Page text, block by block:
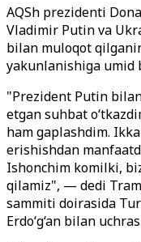
AQSh prezidenti
Vladimir Putin va
bilan muloqot
yakunlanishiga umid
"Prezident Putin
etgan suhbat
ham gaplashdim.
erishishdan
Ishonchim komilki,
qilamiz", — dedi
sammiti doirasida
Erdo‘g‘an bilan